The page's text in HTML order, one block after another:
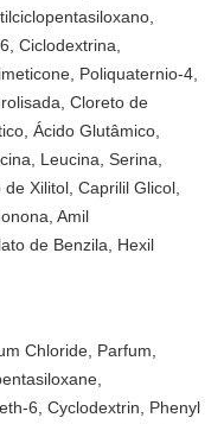
Ciclodextrina,
Poliquaternio-4,
Cloreto de
Ácido Glutâmico,
Leucina, Serina,
Xilitol, Caprilil Glicol,
Amil
de Benzila, Hexil
Chloride, Parfum,
6, Cyclodextrin, Phenyl